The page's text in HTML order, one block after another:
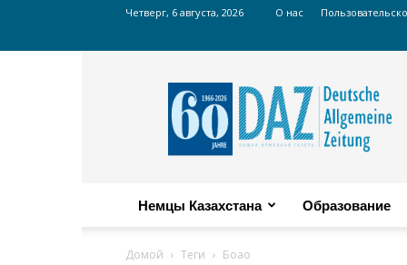
Четверг, 6 августа, 2026 О нас
Russian
DAZ
Немцы Казахстана Образование
Домой Теги Боао